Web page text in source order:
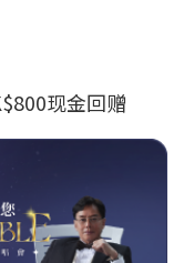
现金回赠